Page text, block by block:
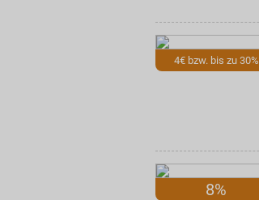
4€ bzw. bis zu 30%
8%